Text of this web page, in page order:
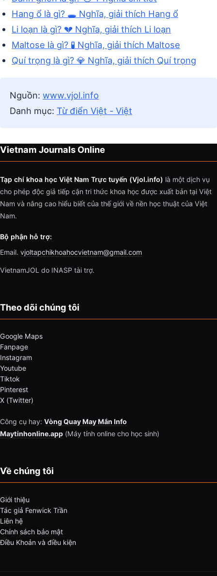
Hang ổ là gì? 🕳️ Nghĩa, giải thích Hang ổ
Li loạn là gì? 💔 Nghĩa, giải thích Li loạn
Maltose là gì? 🧪 Nghĩa, giải thích Maltose
Quí trọng là gì? 💎 Nghĩa, giải thích Quí trọng
Nguồn: www.vjol.info
Danh mục: Từ điển Việt - Việt
Vietnam Journals Online
Tạp chí khoa học Việt Nam Trực tuyến (Vjol.info) là một dịch vụ
cho phép độc giả tiếp cận tri thức khoa học được xuất bản tại Việt
Nam và nâng cao hiểu biết của thế giới về nền học thuật của Việt
Nam.
Bộ phận hỗ trợ:
Email. vjoltapchikhoahocvietnam@gmail.com
VietnamJOL do INASP tài trợ.
Theo dõi chúng tôi
Google Maps
Fanpage
Instagram
Youtube
Tiktok
Pinterest
X (Twitter)
Công cụ hay: Vòng Quay May Mắn Info
Maytinhonline.app (Máy tính online cho học sinh)
Về chúng tôi
Giới thiệu
Tác giả Fenwick Trần
Liên hệ
Chính sách bảo mật
Điều Khoản và điều kiện